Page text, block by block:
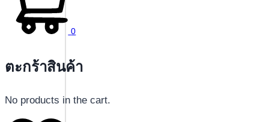
0
ตะกร้าสินค้า
No products in the cart.